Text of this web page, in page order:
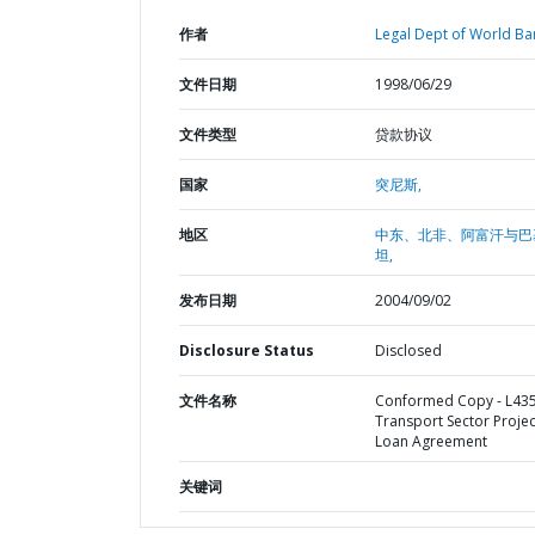
作者 Legal Dept of World
文件日期 1998/06/29
文件类型 贷款协议
国家 突尼斯,
地区
中东、北非、阿富汗与
坦,
发布日期 2004/09/02
Disclosure Status Disclosed
文件名称
Conformed Copy -
Transport Sector
Loan Agreement
关键词